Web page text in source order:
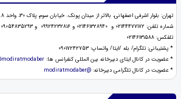
تهران: بلوار اشرفی اصفهانی، بالاتر از میدان پونک. خیابان سوم، پلاک 30، واحد 8. دبیرخانه بین المللی کنفرانس ها
شماره تلفن: 02144477172 و 021461328940 و 09924232816 و 09054835293 و 09017242753 و 02146132894
تلفکس: 02146131588
* پشتیبانی: تلگرام/ بله /ایتا/ واتساپ: 09017242753
* عضویت در کانال ایتای دبیرخانه بین المللی کنفرانس ها:modiratmodaber@
* عضويت در كانال تلگرامی دبیرخانه:@modiratmodaber